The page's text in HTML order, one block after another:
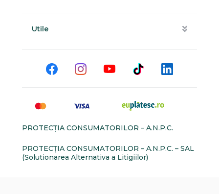
Utile
PROTECŢIA CONSUMATORILOR – A.N.P.C.
PROTECŢIA CONSUMATORILOR – A.N.P.C. – SAL
(Solutionarea Alternativa a Litigiilor)